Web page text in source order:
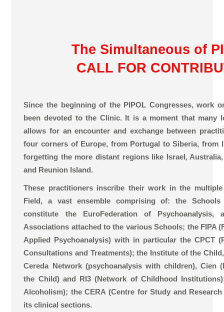
The Simultaneous of
CALL FOR
Since the beginning of the PIPOL Congresses, work
been devoted to the Clinic. It is a moment that many
allows for an encounter and exchange between
four corners of Europe, from Portugal to Siberia, from
forgetting the more distant regions like Israel,
and Reunion Island.
These practitioners inscribe their work in the
Field, a vast ensemble comprising of: the Schools
constitute the EuroFederation of
Associations attached to the various Schools; the FIPA
Applied Psychoanalysis) with in particular the CPCT
Consultations and Treatments); the Institute of the
Cereda Network (psychoanalysis with children), Cien
the Child) and RI3 (Network of Childhood
Alcoholism); the CERA (Centre for Study and
its clinical sections.